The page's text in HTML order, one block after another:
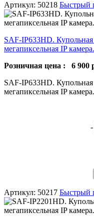
Артикул: 50218 Быстрый
SAF-IP633HD.
мегапиксельная IP
Розничная цена : 6 900
SAF-IP633HD.
мегапиксельная IP
-
Артикул: 50217 Быстрый